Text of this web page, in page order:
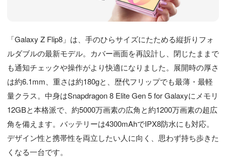
「Galaxy Z Flip8」は、手のひらサイズにたためる縦折りフォ
ルダブルの最新モデル。カバー画面を再設計し、閉じたままで
も通知チェックや操作がより快適になりました。展開時の厚さ
は約6.1mm、重さは約180gと、歴代フリップでも最薄・最軽
量クラス。中身はSnapdragon 8 Elite Gen 5 for Galaxyにメモリ
12GBと本格派で、約5000万画素の広角と約1200万画素の超広
角を備えます。バッテリーは4300mAhでIPX8防水にも対応。
デザイン性と携帯性を両立したい人に向く、思わず持ち歩きた
くなる一台です。